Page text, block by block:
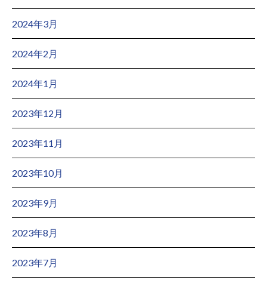
2024年3月
2024年2月
2024年1月
2023年12月
2023年11月
2023年10月
2023年9月
2023年8月
2023年7月